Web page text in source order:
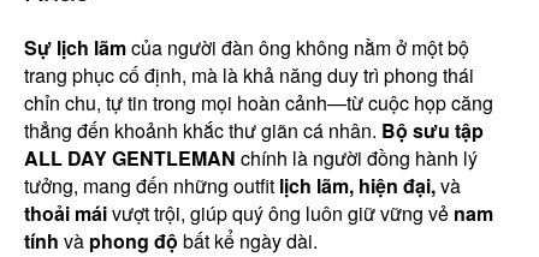
Sự lịch lãmcủa người đàn ông không nằm ở một bộ
trang phục cố định, mà là khả năng duy trì phong thái
chỉn chu, tự tin trong mọi hoàn cảnh—từ cuộc họp căng
thẳng đến khoảnh khắc thư giãn cá nhân. Bộ sưu tập
ALL DAY GENTLEMAN chính là người đồng hành lý
tưởng, mang đến những outfit lịch lãm, hiện đại,và
thoải máivượt trội, giúp quý ông luôn giữ vững vẻ nam
tính và phong độ bất kể ngày dài.